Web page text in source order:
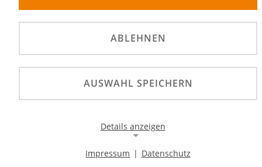
Nach langer Pause dröhnten am Wochenende
wieder die Motoren in der Deutschen Kart-
Meisterschaft. Im Pro Kart Raceland Wackersdorf
an. Neben den drei Prädikaten DSKM, DJKM und
Nachwuchsrennfahrer der Mini 60 Series by Chrono
ABLEHNEN
AUSWAHL SPEICHERN
Details anzeigen
Impressum | Datenschutz